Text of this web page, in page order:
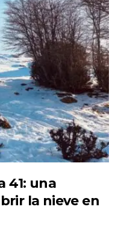
41: una
la nieve en